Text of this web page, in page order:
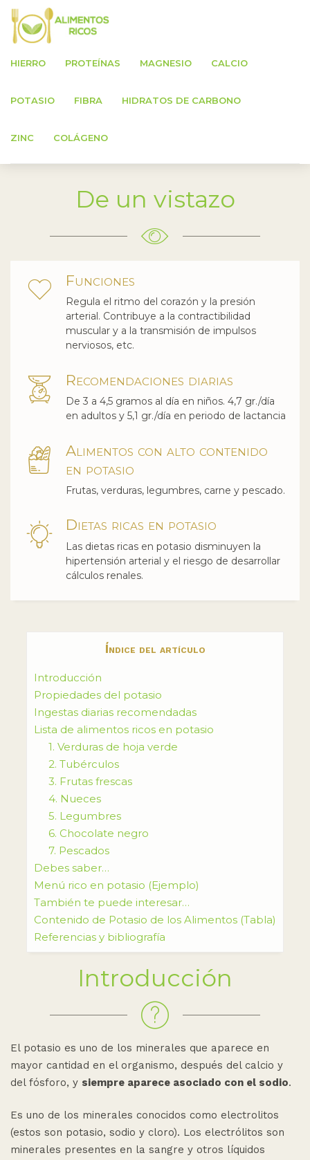
HIERRO PROTEÍNAS MAGNESIO CALCIO
POTASIO FIBRA HIDRATOS DE CARBONO
ZINC COLÁGENO
Alimentos ricos en Potasio
De un vistazo
Funciones
Regula el ritmo del corazón y la presión
arterial. Contribuye a la contractibilidad
muscular y a la transmisión de impulsos
nerviosos, etc.
Recomendaciones diarias
De 3 a 4,5 gramos al día en niños. 4,7 gr./día
en adultos y 5,1 gr./día en periodo de lactancia
Alimentos con alto contenido
en potasio
Frutas, verduras, legumbres, carne y pescado.
Dietas ricas en potasio
Las dietas ricas en potasio disminuyen la
hipertensión arterial y el riesgo de desarrollar
cálculos renales.
Índice del artículo
Introducción
Propiedades del potasio
Ingestas diarias recomendadas
Lista de alimentos ricos en potasio
1. Verduras de hoja verde
2. Tubérculos
3. Frutas frescas
4. Nueces
5. Legumbres
6. Chocolate negro
7. Pescados
Debes saber…
Menú rico en potasio (Ejemplo)
También te puede interesar…
Contenido de Potasio de los Alimentos (Tabla)
Referencias y bibliografía
Introducción
El potasio es uno de los minerales que aparece en
mayor cantidad en el organismo, después del calcio y
del fósforo, y siempre aparece asociado con el sodio.
Es uno de los minerales conocidos como electrolitos
(estos son potasio, sodio y cloro). Los electrólitos son
minerales presentes en la sangre y otros líquidos